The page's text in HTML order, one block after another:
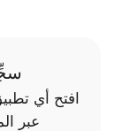
افتح أي
عبر